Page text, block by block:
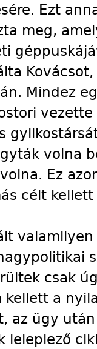
Ezt
meg,
Mindez
volna
Ez
célt kellett
csak
kellett a
az ügy
leleplező